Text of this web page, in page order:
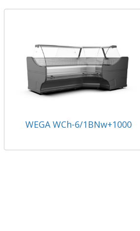
WEGA WCh-6/1BNw+1000